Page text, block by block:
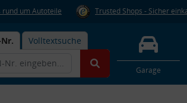
rund um Autoteile Trusted Shops - Sicher
Volltextsuche
Garage